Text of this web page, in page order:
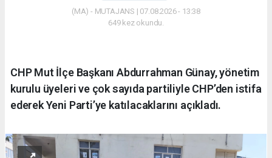
(MA) - MUTAJANS | 07.08.2026 - 13:38
649 kez okundu.
CHP Mut İlçe Başkanı Abdurrahman Günay, yönetim
kurulu üyeleri ve çok sayıda partiliyle CHP’den istifa
ederek Yeni Parti’ye katılacaklarını açıkladı.